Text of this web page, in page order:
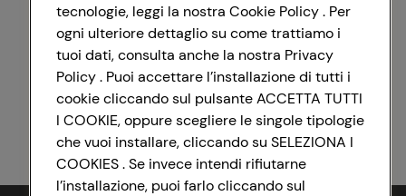
Registrati con Facebook
Registrati con Apple
tecnologie, leggi la nostra Cookie Policy . Per
ogni ulteriore dettaglio su come trattiamo i
tuoi dati, consulta anche la nostra Privacy
Policy . Puoi accettare l’installazione di tutti i
cookie cliccando sul pulsante ACCETTA TUTTI
I COOKIE, oppure scegliere le singole tipologie
che vuoi installare, cliccando su SELEZIONA I
COOKIES . Se invece intendi rifiutarne
l’installazione, puoi farlo cliccando sul